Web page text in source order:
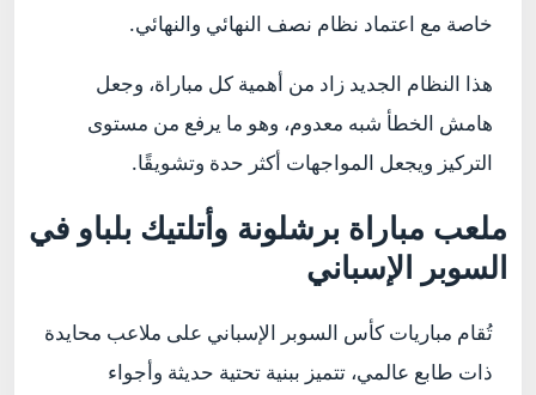
خاصة مع اعتماد نظام نصف النهائي والنهائي.
هذا النظام الجديد زاد من أهمية كل مباراة، وجعل
هامش الخطأ شبه معدوم، وهو ما يرفع من مستوى
التركيز ويجعل المواجهات أكثر حدة وتشويقًا.
ملعب مباراة برشلونة وأتلتيك بلباو في
السوبر الإسباني
تُقام مباريات كأس السوبر الإسباني على ملاعب محايدة
ذات طابع عالمي، تتميز ببنية تحتية حديثة وأجواء